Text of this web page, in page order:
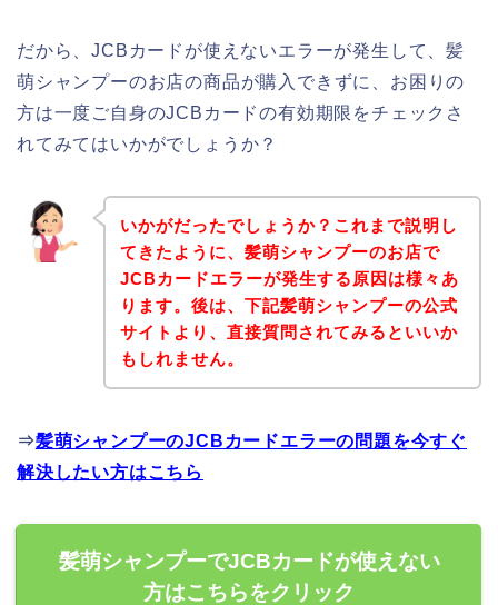
だから、JCBカードが使えないエラーが発生して、髪
萌シャンプーのお店の商品が購入できずに、お困りの
方は一度ご自身のJCBカードの有効期限をチェックさ
れてみてはいかがでしょうか？
いかがだったでしょうか？これまで説明し
てきたように、髪萌シャンプーのお店で
JCBカードエラーが発生する原因は様々あ
ります。後は、下記髪萌シャンプーの公式
サイトより、直接質問されてみるといいか
もしれません。
⇒髪萌シャンプーのJCBカードエラーの問題を今すぐ
解決したい方はこちら
髪萌シャンプーでJCBカードが使えない
方はこちらをクリック